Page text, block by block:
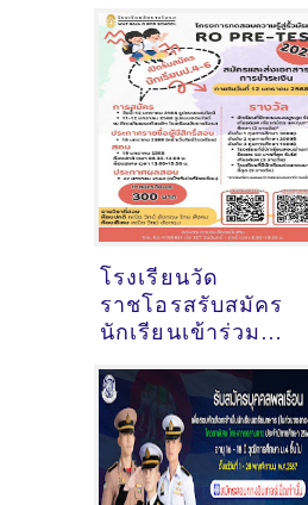
เตรียมความพร้อม
ศึกษาต่อ ม.1 ปี 2568
โรงเรียนวัด
ราชโอรสรับสมัคร
นักเรียนเข้าร่วม
ความรู้เพื่อเตรียม
สอบเข้า ม.1 ปี 2568